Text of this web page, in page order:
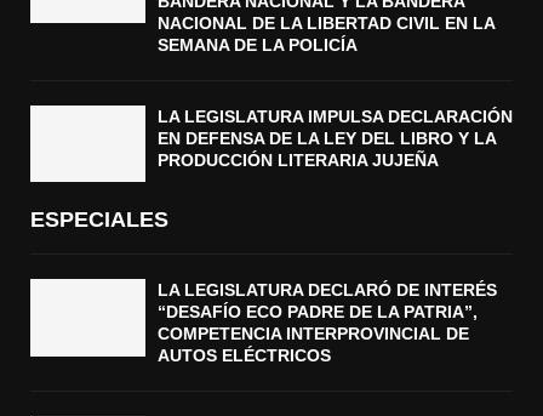
NACIONAL DE LA LIBERTAD CIVIL EN LA
SEMANA DE LA POLICÍA
LA LEGISLATURA IMPULSA DECLARACIÓN
EN DEFENSA DE LA LEY DEL LIBRO Y LA
PRODUCCIÓN LITERARIA JUJEÑA
ESPECIALES
LA LEGISLATURA DECLARÓ DE INTERÉS
“DESAFÍO ECO PADRE DE LA PATRIA”,
COMPETENCIA INTERPROVINCIAL DE
AUTOS ELÉCTRICOS